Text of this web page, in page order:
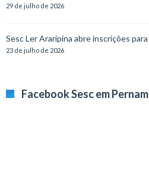
29 de julho de 2026
Sesc Ler Araripina abre inscrições
23 de julho de 2026
Facebook Sesc em